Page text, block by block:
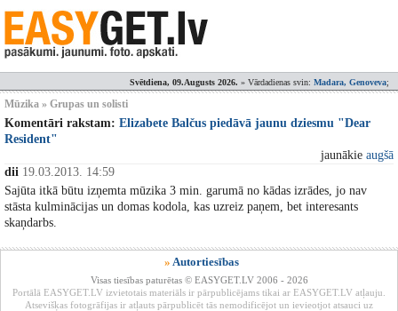
Svētdiena, 09.Augusts 2026. » Vārdadienas svin: Madara, Genoveva;
Mūzika » Grupas un solisti
Komentāri rakstam: Elizabete Balčus piedāvā jaunu dziesmu "Dear
Resident"
jaunākie augšā
dii 19.03.2013. 14:59
Sajūta itkā būtu izņemta mūzika 3 min. garumā no kādas izrādes, jo nav
stāsta kulminācijas un domas kodola, kas uzreiz paņem, bet interesants
skaņdarbs.
» Autortiesības
Visas tiesības paturētas © EASYGET.LV 2006 - 2026
Portālā EASYGET.LV izvietotais materiāls ir pārpublicējams tikai ar EASYGET.LV atļauju.
Atsevišķas fotogrāfijas ir atļauts pārpublicēt tās nemodificējot un ievieotjot atsauci uz